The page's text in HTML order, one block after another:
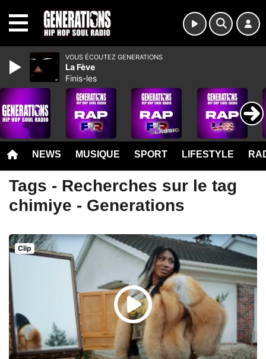
NEWS MUSIQUE SPORT LIFESTYLE
Tags - Recherches sur le tag
chimiye - Generations
Clip
VOUS ÉCOUTEZ GENERATIONS
La Fève
Finis-les